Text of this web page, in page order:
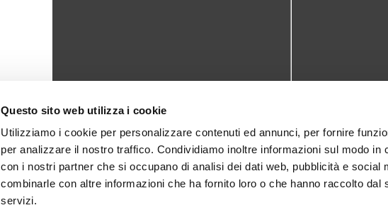
Questo sito web utilizza i cookie
Utilizziamo i cookie per personalizzare contenuti ed annunci, per fornire
per analizzare il nostro traffico. Condividiamo inoltre informazioni sul modo in
con i nostri partner che si occupano di analisi dei dati web, pubblicità e social
combinarle con altre informazioni che ha fornito loro o che hanno raccolto dal
servizi.
biblioteca@comune.monselice.padova.it
0429 - 1905714
Via San
35043